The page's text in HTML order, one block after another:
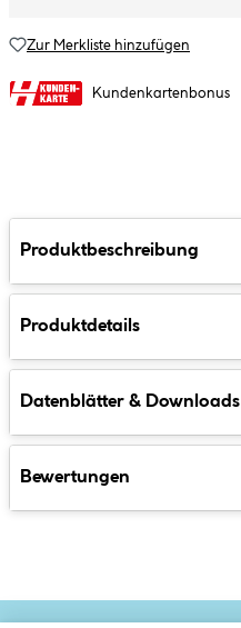
Zur Merkliste hinzufügen
Kundenkartenbonus
Produktbeschreibung
Produktdetails
Datenblätter & Downloads
Bewertungen